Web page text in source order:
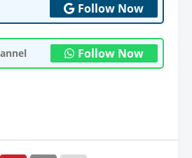
Follow Now
Follow Now